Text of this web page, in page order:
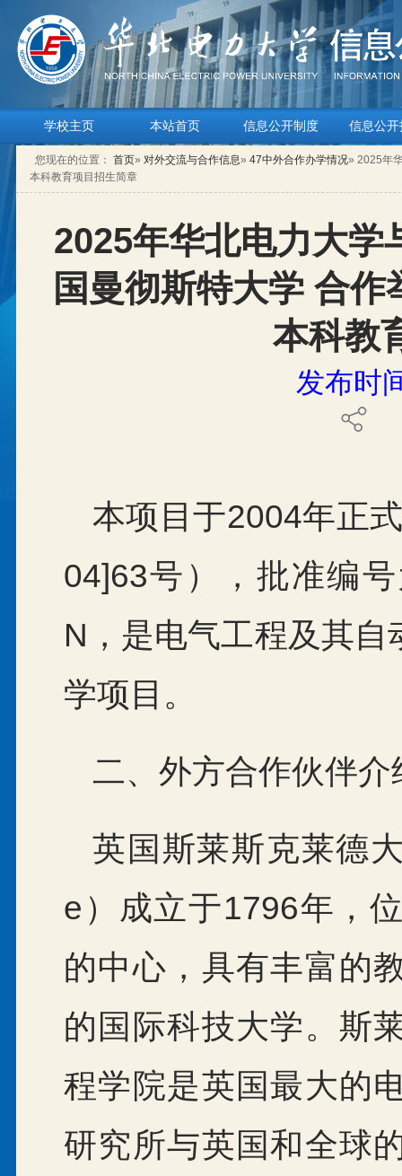
学校主页 本站首页 信息公开制度 信息公开
您现在的位置： 首页» 对外交流与合作信息» 47中外合作办学情况» 2025年
本科教育项目招生简章
2025年华北电力大学
国曼彻斯特大学 合
本科教
发布时
本项目于2004年正
04]63号），批准编
N，是电气工程及其
学项目。
二、外方合作伙伴介
英国斯莱斯克莱德
e）成立于1796年，
的中心，具有丰富的
的国际科技大学。斯
程学院是英国最大的
研究所与英国和全球